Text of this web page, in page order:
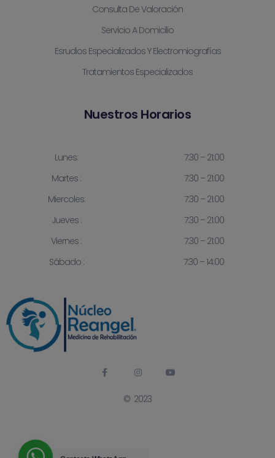
© 2023
Consulta De Valoración
Servicio A Domicilio
Esrudios Especializados Y Electromiografías
Tratamientos Especializados
Nuestros Horarios
Lunes:
7:30 – 21:00
Martes :
7:30 – 21:00
Miercoles:
7:30 – 21:00
Jueves :
7:30 – 21:00
Viernes :
7:30 – 21:00
Sábado :
7:30 – 14:00